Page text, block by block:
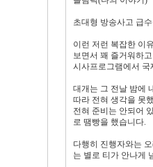
초대형 방송사고 급
이런 저런 복잡한 이
보면서 꽤 즐거워하
시사프로그램에서 국
대개는 그 전날 밤에
따라 전혀 생각을 못
전혀 준비는 안되어
로 땜빵을 했습니다.
다행히 진행자와는
는 별로 티가 안나게